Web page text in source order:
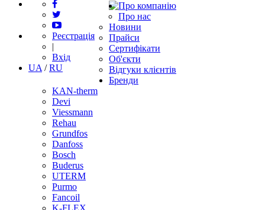
Реєстрація
|
Вхід
UA /RU
Про компанію
Про нас
Новини
Прайси
Сертифікати
Об'єкти
Відгуки клієнтів
Бренди
KAN-therm
Devi
Viessmann
Rehau
Grundfos
Danfoss
Bosch
Buderus
UTERM
Purmo
Fancoil
K-FLEX